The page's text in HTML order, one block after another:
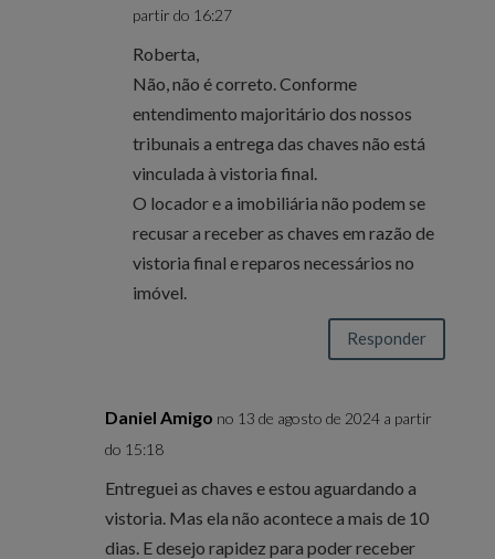
partir do 16:27
Roberta,
Não, não é correto. Conforme
entendimento majoritário dos nossos
tribunais a entrega das chaves não está
vinculada à vistoria final.
O locador e a imobiliária não podem se
recusar a receber as chaves em razão de
vistoria final e reparos necessários no
imóvel.
Responder
Daniel Amigo no 13 de agosto de 2024 a partir
do 15:18
Entreguei as chaves e estou aguardando a
vistoria. Mas ela não acontece a mais de 10
dias. E desejo rapidez para poder receber